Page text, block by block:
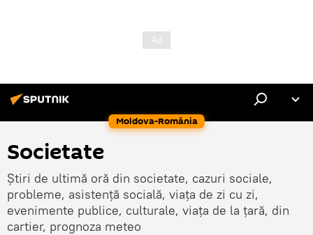
Moldova-România
Societate
Știri de ultimă oră din societate, cazuri sociale,
probleme, asistență socială, viața de zi cu zi,
evenimente publice, culturale, viața de la țară, din
cartier, prognoza meteo